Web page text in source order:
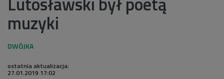
muzyki
ostatnia aktualizacja:
27.01.2019 17:02